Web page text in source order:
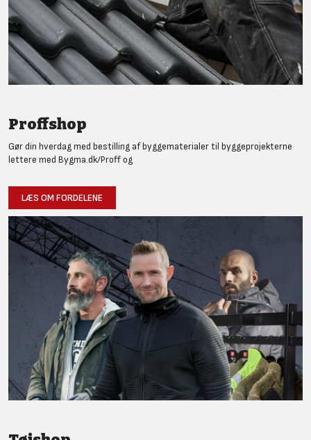
Proffshop
Gør din hverdag med bestilling af byggematerialer til byggeprojekterne
lettere med Bygma.dk/Proff og
LÆS OM FORDELENE